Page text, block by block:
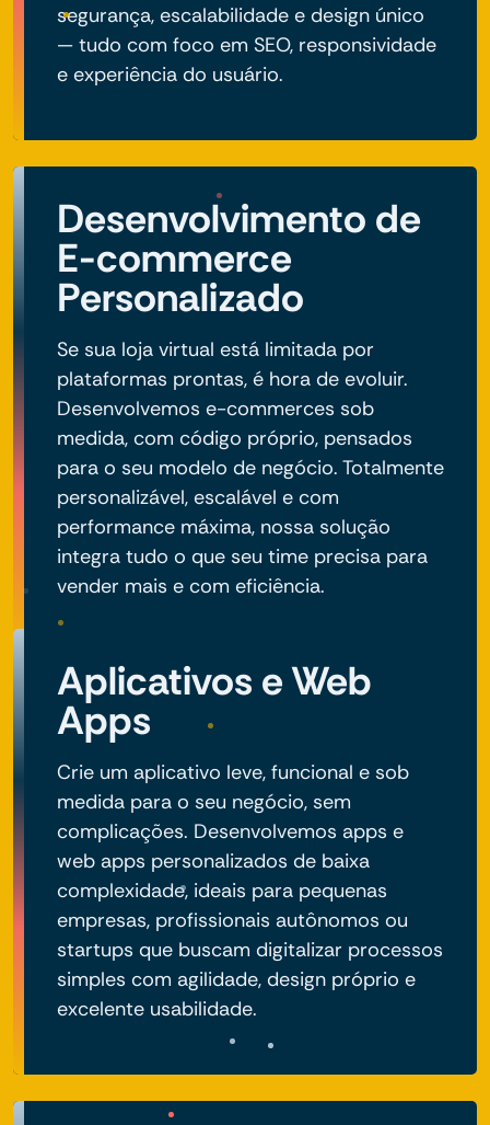
segurança, escalabilidade e design único
— tudo com foco em SEO, responsividade
e experiência do usuário.
Desenvolvimento de
E-commerce
Personalizado
Se sua loja virtual está limitada por
plataformas prontas, é hora de evoluir.
Desenvolvemos e-commerces sob
medida, com código próprio, pensados
para o seu modelo de negócio. Totalmente
personalizável, escalável e com
performance máxima, nossa solução
integra tudo o que seu time precisa para
vender mais e com eficiência.
Aplicativos e Web
Apps
Crie um aplicativo leve, funcional e sob
medida para o seu negócio, sem
complicações. Desenvolvemos apps e
web apps personalizados de baixa
complexidade, ideais para pequenas
empresas, profissionais autônomos ou
startups que buscam digitalizar processos
simples com agilidade, design próprio e
excelente usabilidade.